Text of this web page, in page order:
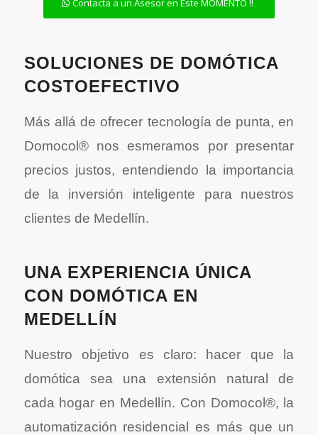
Contacta a un Asesor en Este MOMENTO !!
SOLUCIONES DE DOMÓTICA
COSTOEFECTIVO
Más allá de ofrecer tecnología de punta, en
Domocol® nos esmeramos por presentar
precios justos, entendiendo la importancia
de la inversión inteligente para nuestros
clientes de Medellín.
UNA EXPERIENCIA ÚNICA
CON DOMÓTICA EN
MEDELLÍN
Nuestro objetivo es claro: hacer que la
domótica sea una extensión natural de
cada hogar en Medellín. Con Domocol®, la
automatización residencial es más que un